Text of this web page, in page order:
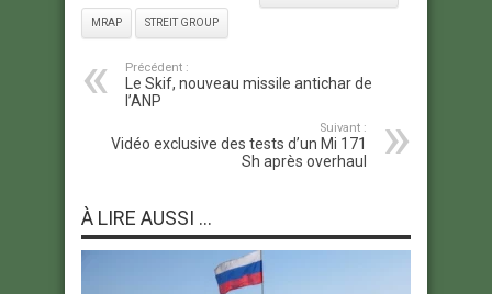
MRAP STREIT GROUP
Précédent :
Le Skif, nouveau missile antichar de
l’ANP
Suivant :
Vidéo exclusive des tests d’un Mi 171
Sh après overhaul
À LIRE AUSSI ...